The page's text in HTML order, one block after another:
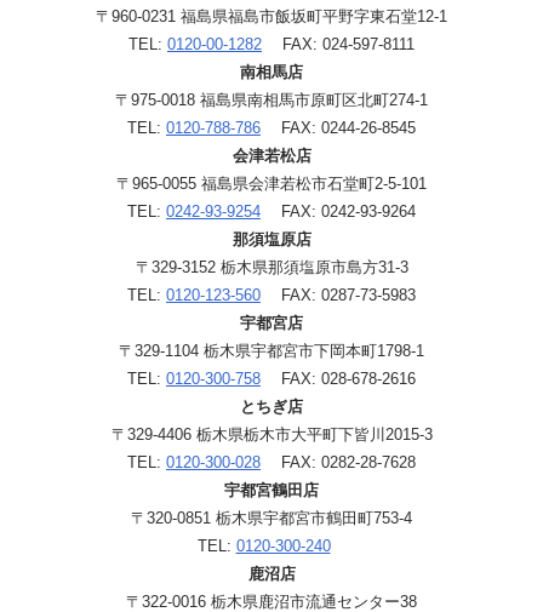
〒960-0231 福島県福島市飯坂町平野字東石堂12-1
TEL: 0120-00-1282 FAX: 024-597-8111
南相馬店
〒975-0018 福島県南相馬市原町区北町274-1
TEL: 0120-788-786 FAX: 0244-26-8545
会津若松店
〒965-0055 福島県会津若松市石堂町2-5-101
TEL: 0242-93-9254 FAX: 0242-93-9264
那須塩原店
〒329-3152 栃木県那須塩原市島方31-3
TEL: 0120-123-560 FAX: 0287-73-5983
宇都宮店
〒329-1104 栃木県宇都宮市下岡本町1798-1
TEL: 0120-300-758 FAX: 028-678-2616
とちぎ店
〒329-4406 栃木県栃木市大平町下皆川2015-3
TEL: 0120-300-028 FAX: 0282-28-7628
宇都宮鶴田店
〒320-0851 栃木県宇都宮市鶴田町753-4
TEL: 0120-300-240
鹿沼店
〒322-0016 栃木県鹿沼市流通センター38